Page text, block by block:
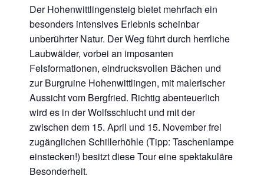
Der Hohenwittlingensteig bietet mehrfach ein
besonders intensives Erlebnis scheinbar
unberührter Natur. Der Weg führt durch herrliche
Laubwälder, vorbei an imposanten
Felsformationen, eindrucksvollen Bächen und
zur Burgruine Hohenwittlingen, mit malerischer
Aussicht vom Bergfried. Richtig abenteuerlich
wird es in der Wolfsschlucht und mit der
zwischen dem 15. April und 15. November frei
zugänglichen Schillerhöhle (Tipp: Taschenlampe
einstecken!) besitzt diese Tour eine spektakuläre
Besonderheit.